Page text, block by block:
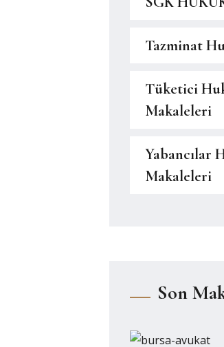
Tazminat
Tüketici
Makaleleri
Yabancılar
Makaleleri
Son